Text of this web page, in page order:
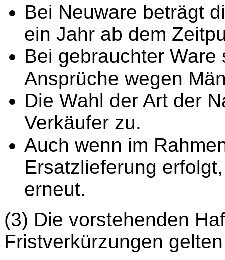
Bei Neuware beträgt
ein Jahr ab dem
Bei gebrauchter
Ansprüche wegen
Die Wahl der Art der
Verkäufer zu.
Auch wenn im
Ersatzlieferung
erneut.
(3) Die vorstehenden
Fristverkürzungen